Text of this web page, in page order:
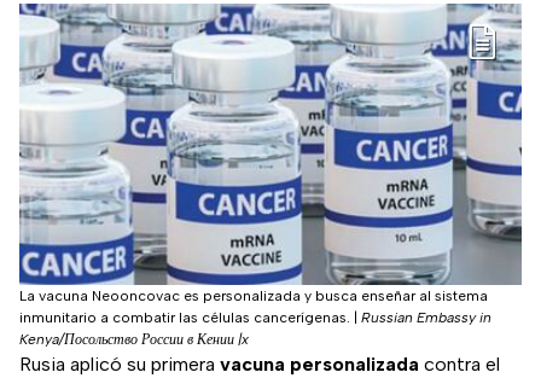
La vacuna Neooncovac es personalizada y busca enseñar al sistema
inmunitario a combatir las células cancerígenas.
Russian Embassy in
Kenya/Посольство России в Кении |x
Rusia aplicó su primera vacuna personalizada contra el